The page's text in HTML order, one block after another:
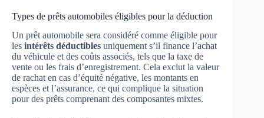
Types de prêts automobiles éligibles pour la déduction
Un prêt automobile sera considéré comme éligible pour
les intérêts déductibles uniquement s’il finance l’achat
du véhicule et des coûts associés, tels que la taxe de
vente ou les frais d’enregistrement. Cela exclut la valeur
de rachat en cas d’équité négative, les montants en
espèces et l’assurance, ce qui complique la situation
pour des prêts comprenant des composantes mixtes.